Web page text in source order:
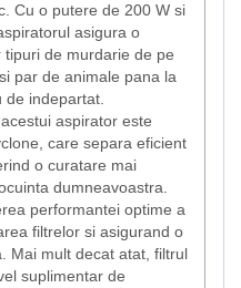
Cu o putere de 200 W si
asigura o
de murdarie de pe
par de animale pana la
indepartat.
aspirator este
care separa eficient
o curatare mai
dumneavoastra.
performantei optime a
filtrelor si asigurand o
Mai mult decat atat, filtrul
suplimentar de